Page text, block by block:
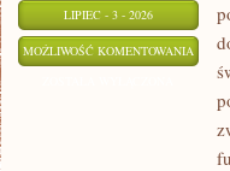
LIPIEC - 3 - 2026
MOŻLIWOŚĆ KOMENTOWANIA